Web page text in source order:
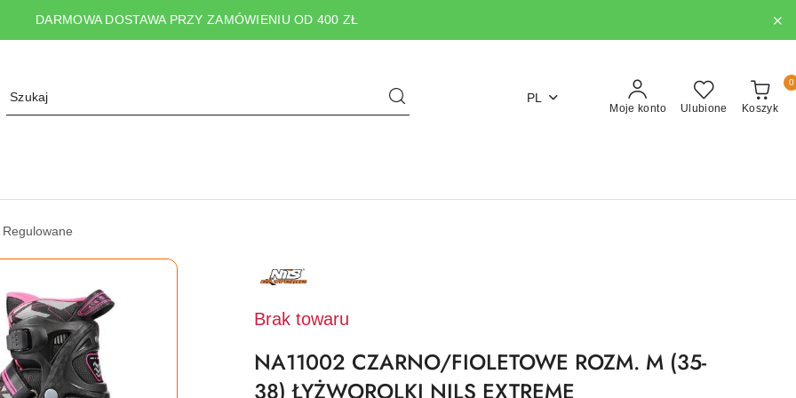
DARMOWA DOSTAWA PRZY ZAMÓWIENIU OD 400 ZŁ
PL
Moje konto Ulubione Koszyk
0
PRODUCENTA:
NILS
Brak towaru
NA11002 CZARNO/FIOLETOWE ROZM. M (35-
38) ŁYŻWOROLKI NILS EXTREME